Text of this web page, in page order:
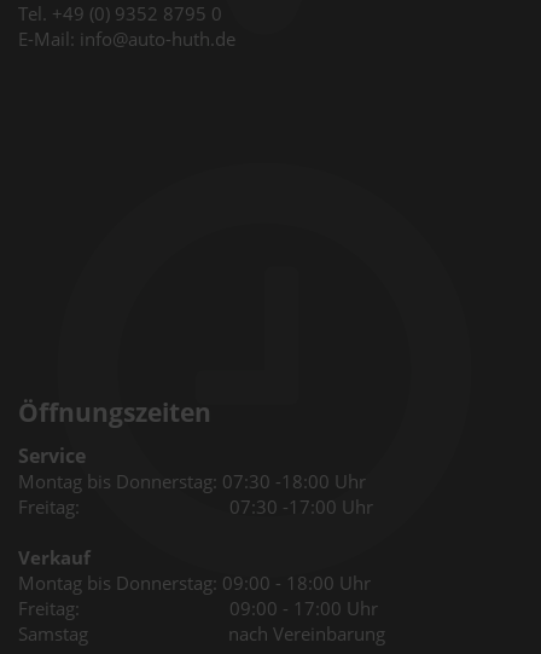
Tel. +49 (0) 9352 8795 0
E-Mail: info@auto-huth.de
Öffnungszeiten
Service
Montag bis Donnerstag: 07:30 -18:00 Uhr
Freitag: 07:30 -17:00 Uhr
Verkauf
Montag bis Donnerstag: 09:00 - 18:00 Uhr
Freitag: 09:00 - 17:00 Uhr
Samstag nach Vereinbarung